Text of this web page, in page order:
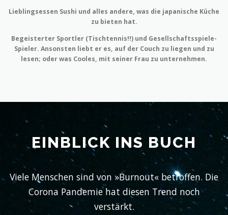
Lieblingsessen Sushi und alles andere, was die japanische Küche
zu bieten hat.
Begeisterter Sportler (Tischtennis!!) und Gesellschaftsspiele-
Spieler. Ansonsten liebt er es, auf der Couch zu liegen und zu
lesen; oder was Cooles, mit seiner Frau zu unternehmen.
EINBLICK INS BUCH
Viele Menschen sind von »Burnout« betroffen. Die
Corona Pandemie hat diesen Trend noch
verstärkt.